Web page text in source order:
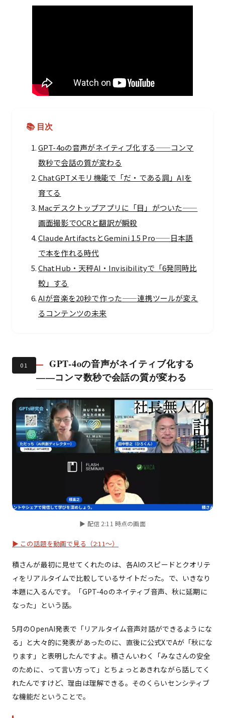
📚 目次
GPT-4oの音声がネイティブ化する——コンマ
数秒で会話の質が変わる
ChatGPTメモリ機能で「だ・である調」AIを
育てる
Macデスクトップアプリに「目」がついた——
画面撮影でOCRと翻訳が瞬殺
Claude ArtifactsとGemini 1.5 Pro——日本語
で本を作れる時代
ChatHub・天秤AI・Invisibilityで「6発同時比
較」する
AIが音楽を20秒で作った——連携ツールが変え
るコンテンツの未来
01
GPT-4oの音声がネイティブ化する
——コンマ数秒で会話の質が変わる
▶ 配信 2:11 時点の画面
▶ この話題を動画で見る（2:11〜）
積さんが最初に見せてくれたのは、各AIのスピードとクオリテ
ィをリアルタイムで比較しているサイトだった。で、いきなり
本題に入るんです。「GPT-4oのネイティブ音声、秋に延期に
なった」という話。
5月のOpenAI発表で「リアルタイム音声対話ができるようにな
る」と大々的に発表があったのに、直後に公式XでAが「秋にな
ります」と表明したんですよ。積さんいわく「みなさんの安全
のために、って言い方って」とちょっとあきれながら話してく
れたんですけど、理由は理解できる。そのくらいセンシティブ
な機能だということで。